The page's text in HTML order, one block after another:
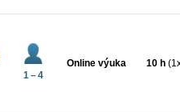
1 – 4
Online výuka 10 h